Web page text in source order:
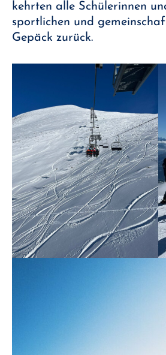
kehrten alle Schülerinnen
sportlichen und
Gepäck zurück.